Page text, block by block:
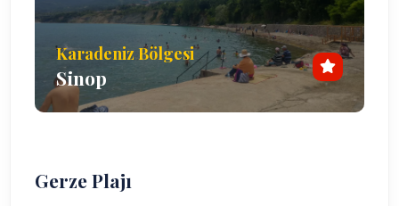
Karadeniz Bölgesi
Sinop
Gerze Plajı